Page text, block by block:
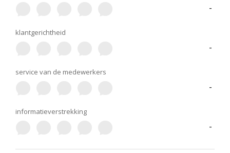
-
klantgerichtheid
-
service van de medewerkers
-
informatieverstrekking
-